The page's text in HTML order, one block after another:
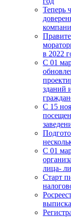
Теперь
в 2022
С 01
зданий
С 15
С 01
лица-
Старт